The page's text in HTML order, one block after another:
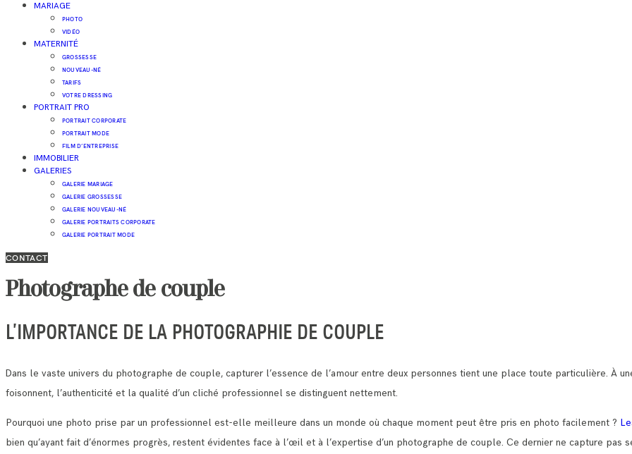
MARIAGE
PHOTO
VIDÉO
MATERNITÉ
GROSSESSE
NOUVEAU-NÉ
TARIFS
VOTRE DRESSING
PORTRAIT PRO
PORTRAIT CORPORATE
PORTRAIT MODE
FILM D’ENTREPRISE
IMMOBILIER
GALERIES
GALERIE MARIAGE
GALERIE GROSSESSE
GALERIE NOUVEAU-NÉ
GALERIE PORTRAITS CORPORATE
GALERIE PORTRAIT MODE
CONTACT
Photographe de couple
L’IMPORTANCE DE LA PHOTOGRAPHIE DE COUPLE
Dans le vaste univers du photographe de couple, capturer l’essence de l’amour entre deux personnes tient une place toute particulière. À
foisonnent, l’authenticité et la qualité d’un cliché professionnel se distinguent nettement.
Pourquoi une photo prise par un professionnel est-elle meilleure dans un monde où chaque moment peut être pris en photo facilement ?
bien qu’ayant fait d’énormes progrès, restent évidentes face à l’œil et à l’expertise d’un photographe de couple. Ce dernier ne capture pas